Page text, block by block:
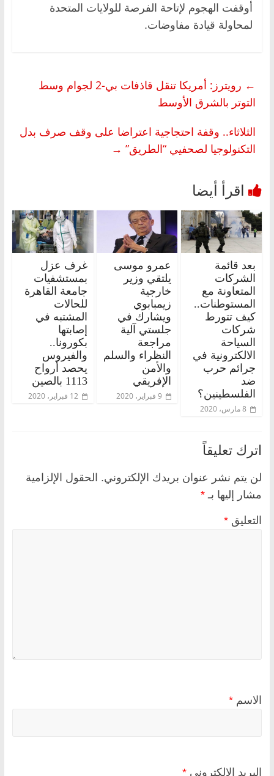
أوقفت الهجوم لإتاحة الفرصة للولايات المتحدة
لمحاولة قيادة مفاوضات.
←
رويترز: أمريكا تنقل قاذفات بي-2 لجوام وسط
التوتر بالشرق الأوسط
الثلاثاء.. وقفة احتجاجية اعتراضا على وقف صرف بدل
التكنولوجيا لصحفيي “الطريق” →
بعد قائمة
الشركات
المتعاونة مع
المستوطنات..
كيف تتورط
شركات
السياحة
الالكترونية في
جرائم حرب
ضد
الفلسطينين؟
8 مارس، 2020
عمرو موسى
يلتقي وزير
خارجية
زيمبابوي
ويشارك في
جلستي آلية
مراجعة
النظراء والسلم
والأمن
الإفريقي
9 فبراير، 2020
غرف عزل
بمستشفيات
جامعة القاهرة
للحالات
المشتبه في
إصابتها
بكورونا..
والفيروس
يحصد أرواح
1113 بالصين
12 فبراير، 2020
اترك تعليقاً
لن يتم نشر عنوان بريدك الإلكتروني. الحقول الإلزامية
مشار إليها بـ *
التعليق *
الاسم *
البريد الإلكتروني *